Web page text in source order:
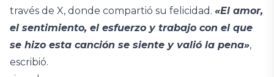
través de X, donde compartió su felicidad. «El amor,
el sentimiento, el esfuerzo y trabajo con el que
se hizo esta canción se siente y valió la pena»,
escribió.